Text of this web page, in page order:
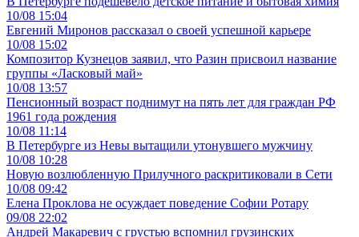
10/08 15:04
Евгений Миронов рассказал о своей успешной карьере
10/08 15:02
Композитор Кузнецов заявил, что Разин присвоил название
группы «Ласковый май»
10/08 13:57
Пенсионный возраст поднимут на пять лет для граждан РФ
1961 года рождения
10/08 11:14
В Петербурге из Невы вытащили утонувшего мужчину
10/08 10:28
Новую возлюбленную Прилучного раскритиковали в Сети
10/08 09:42
Елена Проклова не осуждает поведение Софии Ротару
09/08 22:02
Андрей Макаревич с грустью вспомнил грузинских